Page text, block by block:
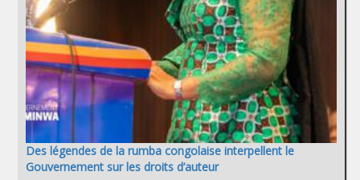
Des légendes de la rumba congolaise interpellent le
Gouvernement sur les droits d’auteur